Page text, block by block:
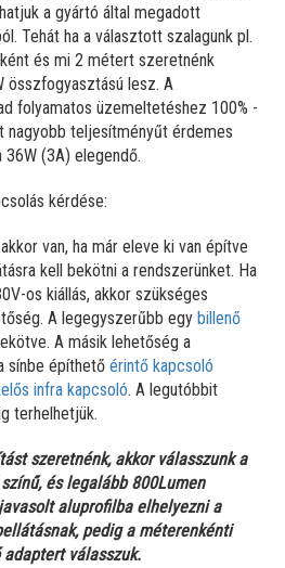
a gyártó által megadott
Tehát ha a választott szalagunk pl.
és mi 2 métert szeretnénk
összfogyasztású lesz. A
folyamatos üzemeltetéshez 100% -
nagyobb teljesítményűt érdemes
(3A) elegendő.
kérdése:
van, ha már eleve ki van építve
kell bekötni a rendszerünket. Ha
os kiállás, akkor szükséges
A legegyszerűbb egy billenő
A másik lehetőség a
sínbe építhető érintő kapcsoló
infra kapcsoló. A legutóbbit
terhelhetjük.
szeretnénk, akkor válasszunk a
és legalább 800Lumen
aluprofilba elhelyezni a
pedig a méterenkénti
válasszuk.